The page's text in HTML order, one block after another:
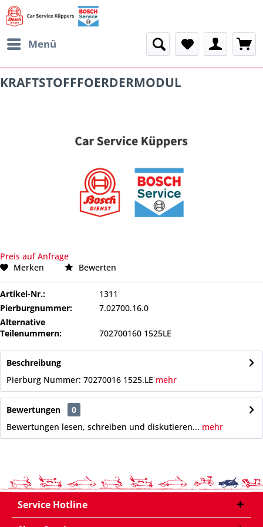
Menü
KRAFTSTOFFFOERDERMODUL
Preis auf Anfrage
Merken
Bewerten
Artikel-Nr.:
1311
Pierburgnummer:
7.02700.16.0
Alternative
Teilenummern:
702700160 1525LE
Beschreibung
Pierburg Nummer: 70270016 1525.LE mehr
Bewertungen
0
Bewertungen lesen, schreiben und diskutieren... mehr
Service Hotline